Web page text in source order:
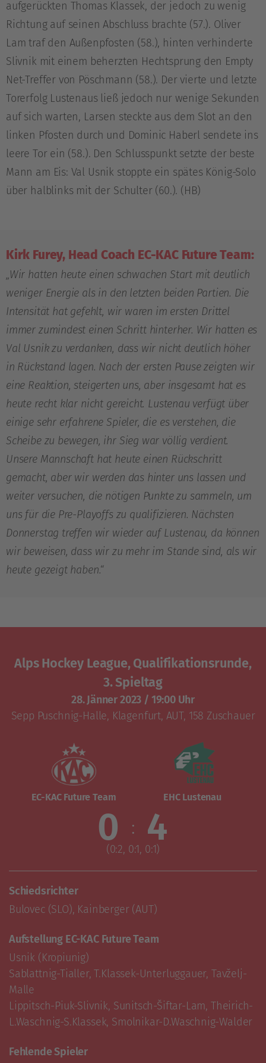
aufgerückten Thomas Klassek, der jedoch zu wenig
Richtung auf seinen Abschluss brachte (57.). Oliver
Lam traf den Außenpfosten (58.), hinten verhinderte
Slivnik mit einem beherzten Hechtsprung den Empty
Net-Treffer von Pöschmann (58.). Der vierte und letzte
Torerfolg Lustenaus ließ jedoch nur wenige Sekunden
auf sich warten, Larsen steckte aus dem Slot an den
linken Pfosten durch und Dominic Haberl sendete ins
leere Tor ein (58.). Den Schlusspunkt setzte der beste
Mann am Eis: Val Usnik stoppte ein spätes König-Solo
über halblinks mit der Schulter (60.). (HB)
Kirk Furey, Head Coach EC-KAC Future Team:
„Wir hatten heute einen schwachen Start mit deutlich
weniger Energie als in den letzten beiden Partien. Die
Intensität hat gefehlt, wir waren im ersten Drittel
immer zumindest einen Schritt hinterher. Wir hatten es
Val Usnik zu verdanken, dass wir nicht deutlich höher
in Rückstand lagen. Nach der ersten Pause zeigten wir
eine Reaktion, steigerten uns, aber insgesamt hat es
heute recht klar nicht gereicht. Lustenau verfügt über
einige sehr erfahrene Spieler, die es verstehen, die
Scheibe zu bewegen, ihr Sieg war völlig verdient.
Unsere Mannschaft hat heute einen Rückschritt
gemacht, aber wir werden das hinter uns lassen und
weiter versuchen, die nötigen Punkte zu sammeln, um
uns für die Pre-Playoffs zu qualifizieren. Nächsten
Donnerstag treffen wir wieder auf Lustenau, da können
wir beweisen, dass wir zu mehr im Stande sind, als wir
heute gezeigt haben.“
Alps Hockey League, Qualifikationsrunde,
3. Spieltag
28. Jänner 2023 / 19:00 Uhr
Sepp Puschnig-Halle, Klagenfurt, AUT, 158 Zuschauer
EC-KAC Future Team
0 : 4
(0:2, 0:1, 0:1)
EHC Lustenau
Schiedsrichter
Bulovec (SLO), Kainberger (AUT)
Aufstellung EC-KAC Future Team
Usnik (Kropiunig)
Sablattnig-Tialler, T.Klassek-Unterluggauer, Tavželj-
Malle
Lippitsch-Piuk-Slivnik, Sunitsch-Šiftar-Lam, Theirich-
L.Waschnig-S.Klassek, Smolnikar-D.Waschnig-Walder
Fehlende Spieler